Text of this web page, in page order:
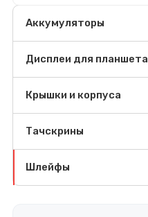
Аккумуляторы
Дисплеи для планшета
Крышки и корпуса
Тачскрины
Шлейфы